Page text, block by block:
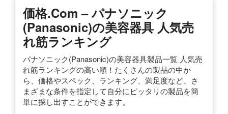
価格.com – パナソニック
(Panasonic)の美容器具 人気売
れ筋ランキング
パナソニック(Panasonic)の美容器具製品一覧 人気売
れ筋ランキングの高い順！たくさんの製品の中か
ら、価格やスペック、ランキング、満足度など、さ
まざまな条件を指定して自分にピッタリの製品を簡
単に探し出すことができます。